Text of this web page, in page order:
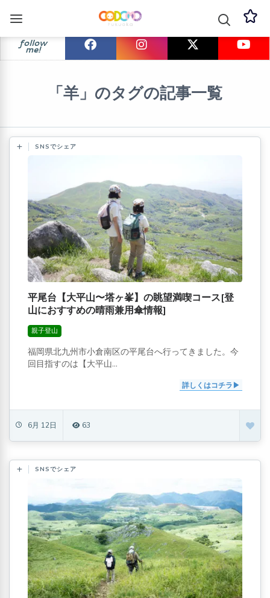
follow
me!
「羊」のタグの記事一覧
SNSでシェア
平尾台【大平山〜塔ヶ峯】の眺望満喫コース[登
山におすすめの晴雨兼用傘情報]
親子登山
福岡県北九州市小倉南区の平尾台へ行ってきました。今
回目指すのは【大平山...
詳しくはコチラ
6月 12日 63
SNSでシェア